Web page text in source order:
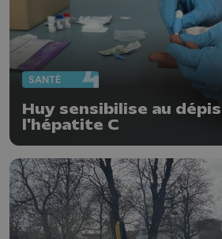
SANTÉ
Huy sensibilise au
l'hépatite C